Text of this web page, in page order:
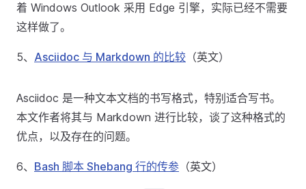
着 Windows Outlook 采用 Edge 引擎，实际已经不需要
这样做了。
5、 Asciidoc 与 Markdown 的比较 （英文）
Asciidoc 是一种文本文档的书写格式，特别适合写书。
本文作者将其与 Markdown 进行比较，谈了这种格式的
优点，以及存在的问题。
6、 Bash 脚本 Shebang 行的传参 （英文）